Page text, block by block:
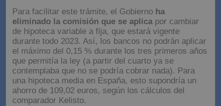
Para facilitar este trámite, el Gobierno ha
eliminado la comisión que se aplicapor cambiar
de hipoteca variable a fija, que estará vigente
durante todo 2023. Así, los bancos no podrán aplicar
el máximo del 0,15 % durante los tres primeros años
que permitía la ley (a partir del cuarto ya se
contemplaba que no se podría cobrar nada). Para
una hipoteca media en España, esto supondría un
ahorro de 109,02 euros, según los cálculos del
comparador Kelisto.